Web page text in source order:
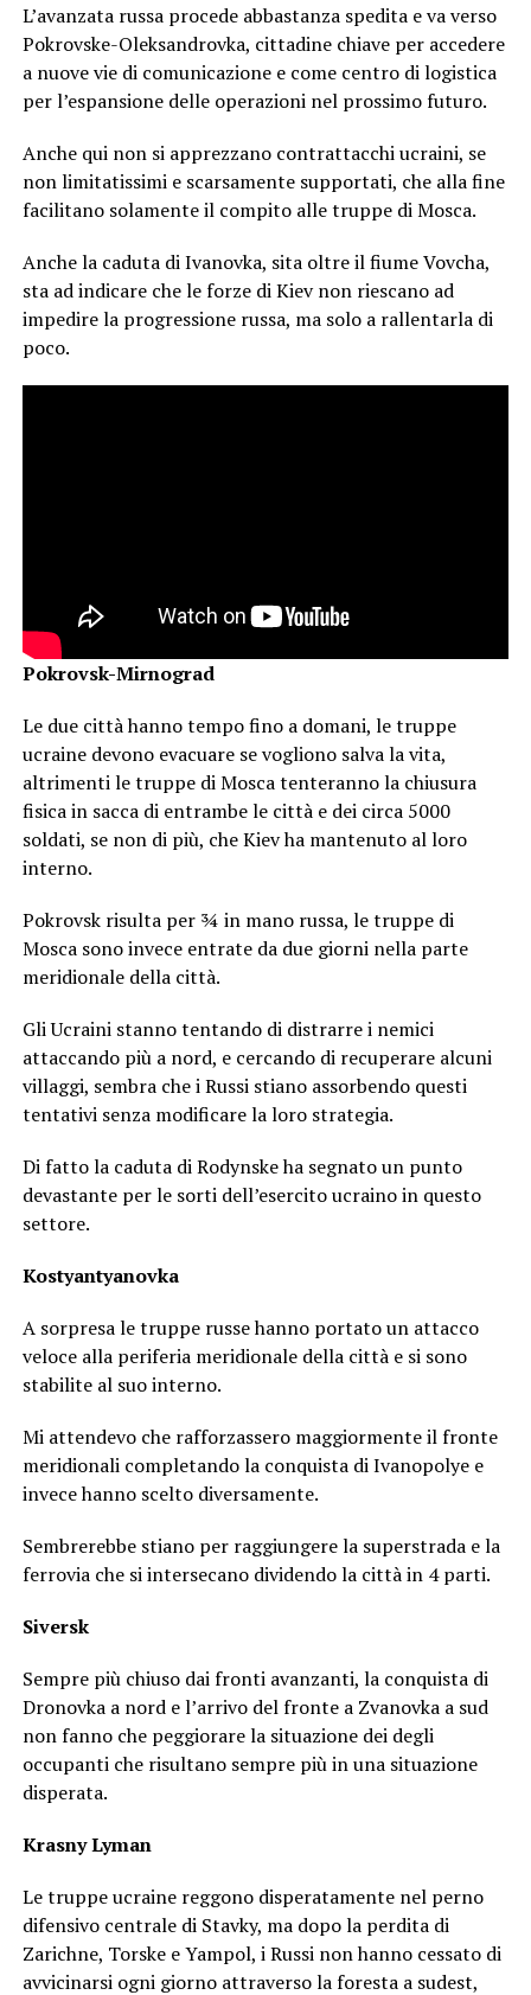
L’avanzata russa procede abbastanza spedita e va verso
Pokrovske-Oleksandrovka, cittadine chiave per accedere
a nuove vie di comunicazione e come centro di logistica
per l’espansione delle operazioni nel prossimo futuro.
Anche qui non si apprezzano contrattacchi ucraini, se
non limitatissimi e scarsamente supportati, che alla fine
facilitano solamente il compito alle truppe di Mosca.
Anche la caduta di Ivanovka, sita oltre il fiume Vovcha,
sta ad indicare che le forze di Kiev non riescano ad
impedire la progressione russa, ma solo a rallentarla di
poco.
Pokrovsk-Mirnograd
Le due città hanno tempo fino a domani, le truppe
ucraine devono evacuare se vogliono salva la vita,
altrimenti le truppe di Mosca tenteranno la chiusura
fisica in sacca di entrambe le città e dei circa 5000
soldati, se non di più, che Kiev ha mantenuto al loro
interno.
Pokrovsk risulta per ¾ in mano russa, le truppe di
Mosca sono invece entrate da due giorni nella parte
meridionale della città.
Gli Ucraini stanno tentando di distrarre i nemici
attaccando più a nord, e cercando di recuperare alcuni
villaggi, sembra che i Russi stiano assorbendo questi
tentativi senza modificare la loro strategia.
Di fatto la caduta di Rodynske ha segnato un punto
devastante per le sorti dell’esercito ucraino in questo
settore.
Kostyantyanovka
A sorpresa le truppe russe hanno portato un attacco
veloce alla periferia meridionale della città e si sono
stabilite al suo interno.
Mi attendevo che rafforzassero maggiormente il fronte
meridionali completando la conquista di Ivanopolye e
invece hanno scelto diversamente.
Sembrerebbe stiano per raggiungere la superstrada e la
ferrovia che si intersecano dividendo la città in 4 parti.
Siversk
Sempre più chiuso dai fronti avanzanti, la conquista di
Dronovka a nord e l’arrivo del fronte a Zvanovka a sud
non fanno che peggiorare la situazione dei degli
occupanti che risultano sempre più in una situazione
disperata.
Krasny Lyman
Le truppe ucraine reggono disperatamente nel perno
difensivo centrale di Stavky, ma dopo la perdita di
Zarichne, Torske e Yampol, i Russi non hanno cessato di
avvicinarsi ogni giorno attraverso la foresta a sudest,